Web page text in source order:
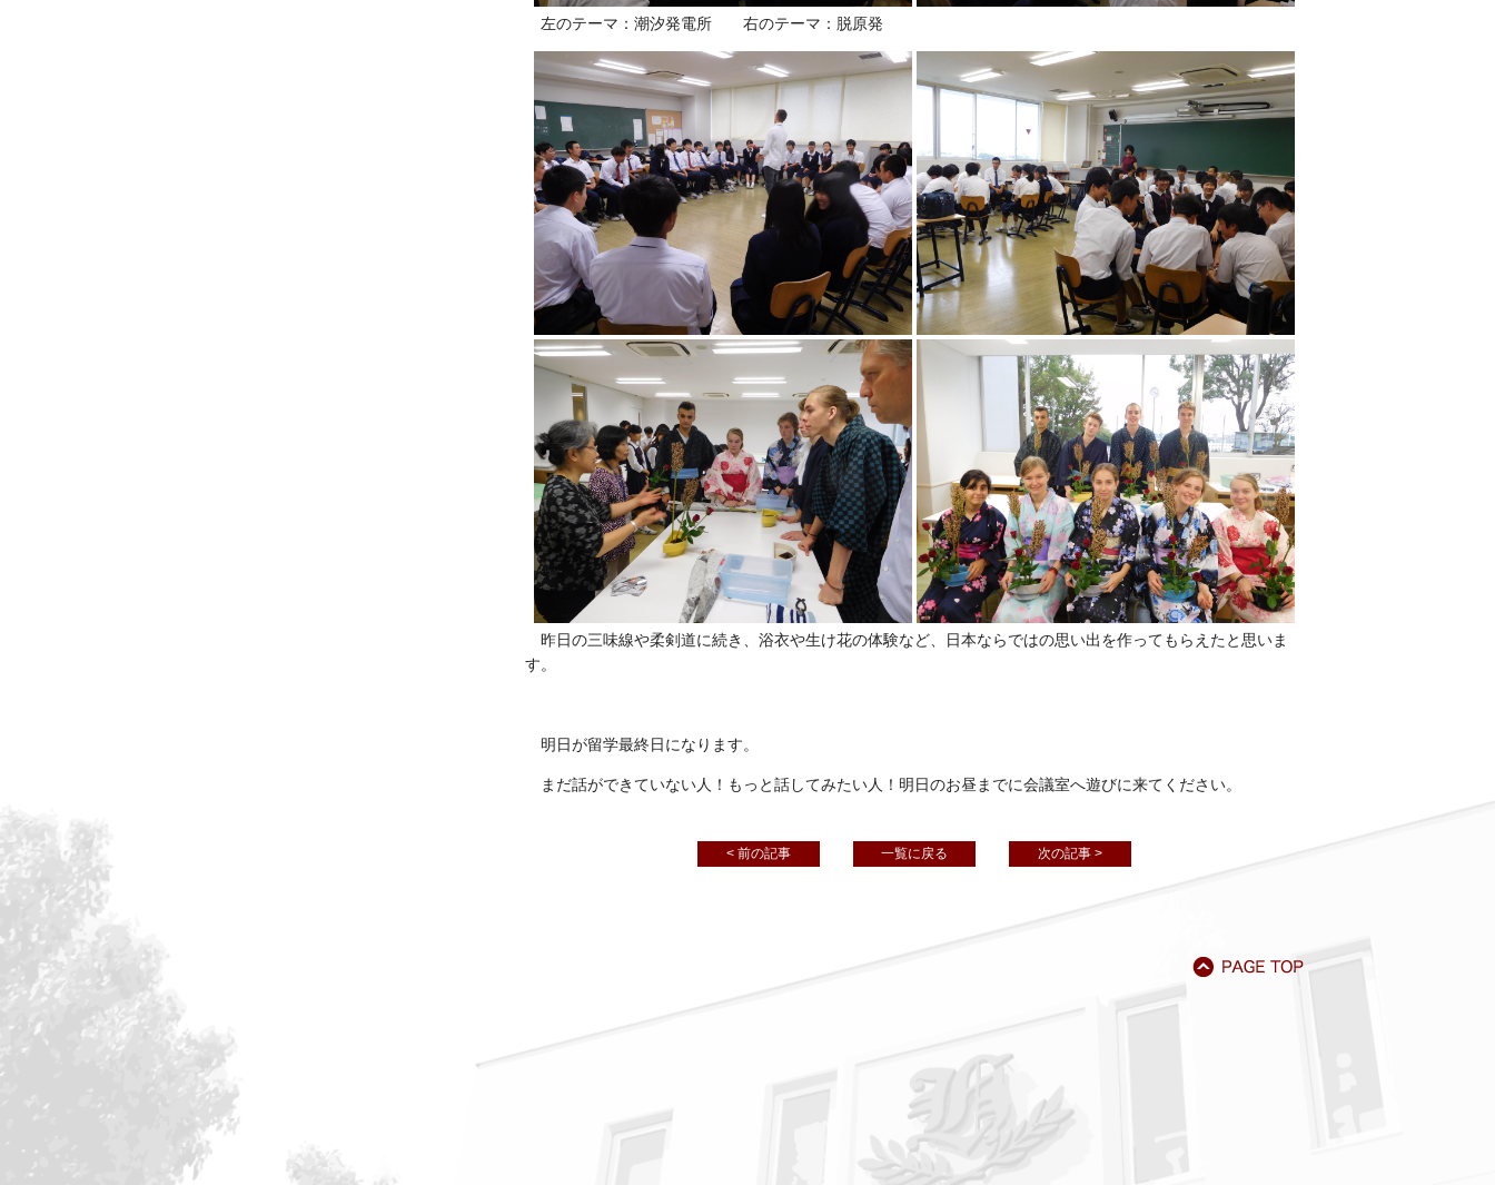
左のテーマ：潮汐発電所 右のテーマ：脱原発
昨日の三味線や柔剣道に続き、浴衣や生け花の体験など、日本ならではの思い出を作ってもらえたと思いま
す。
明日が留学最終日になります。
まだ話ができていない人！もっと話してみたい人！明日のお昼までに会議室へ遊びに来てください。
< 前の記事 一覧に戻る 次の記事 >